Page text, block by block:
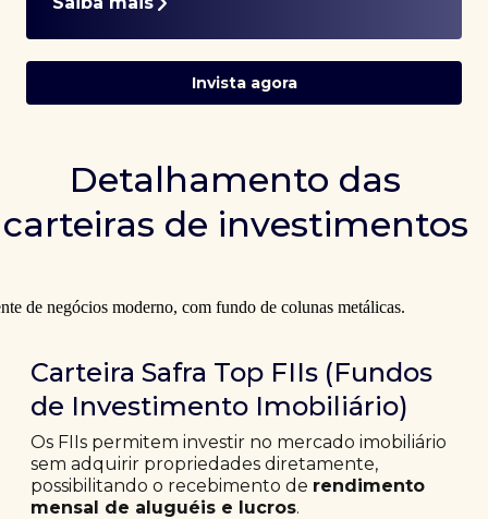
Invista agora
Detalhamento das
carteiras de investimentos
Carteira Safra Top FIIs (Fundos
de Investimento Imobiliário)
Os FIIs permitem investir no mercado imobiliário
sem adquirir propriedades diretamente,
possibilitando o recebimento de rendimento
mensal de aluguéis e lucros.